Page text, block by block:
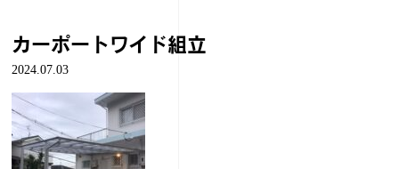
カーポートワイド組立
2024.07.03